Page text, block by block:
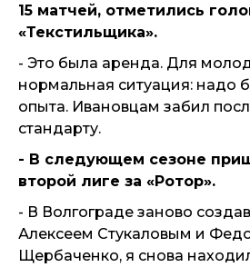
15 матчей, отметились
«Текстильщика».
- Это была аренда. Для
нормальная ситуация: надо
опыта. Ивановцам забил
стандарту.
- В следующем сезоне
второй лиге за «Ротор».
- В Волгограде заново
Алексеем Стукаловым и
Щербаченко, я снова